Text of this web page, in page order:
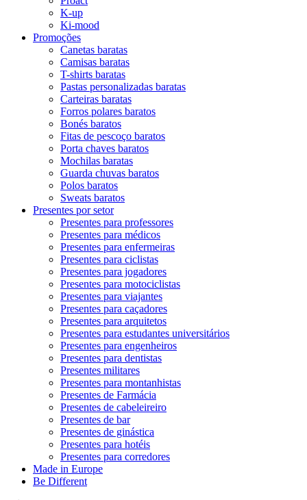
K-up
Ki-mood
Promoções
Canetas baratas
Camisas baratas
T-shirts baratas
Pastas personalizadas baratas
Carteiras baratas
Forros polares baratos
Bonés baratos
Fitas de pescoço baratos
Porta chaves baratos
Mochilas baratas
Guarda chuvas baratos
Polos baratos
Sweats baratos
Presentes por setor
Presentes para professores
Presentes para médicos
Presentes para enfermeiras
Presentes para ciclistas
Presentes para jogadores
Presentes para motociclistas
Presentes para viajantes
Presentes para caçadores
Presentes para arquitetos
Presentes para estudantes universitários
Presentes para engenheiros
Presentes para dentistas
Presentes militares
Presentes para montanhistas
Presentes de Farmácia
Presentes de cabeleireiro
Presentes de bar
Presentes de ginástica
Presentes para hotéis
Presentes para corredores
Made in Europe
Be Different